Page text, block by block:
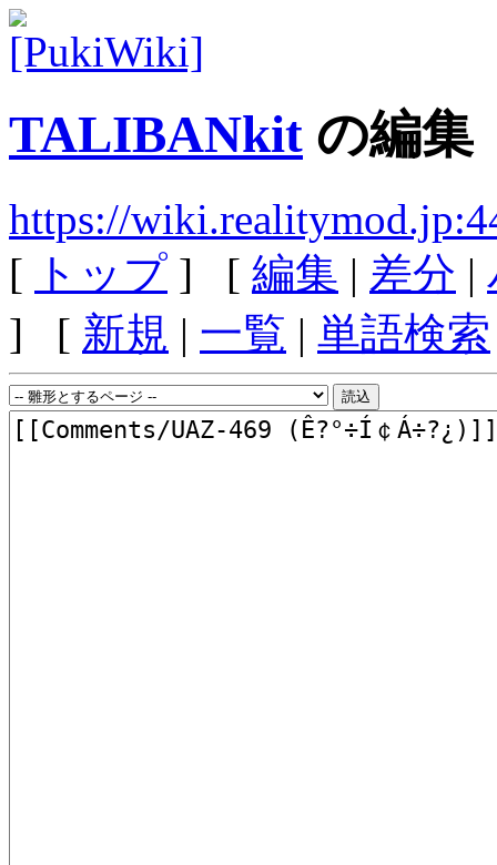
TALIBANkit の編集
https://
[ トップ ] [ 編集 | 差分 |
] [ 新規 | 一覧 | 単語検索